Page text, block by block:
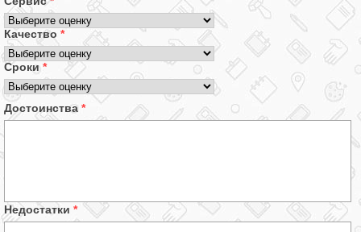
Качество *
Сроки *
Достоинства *
Недостатки *